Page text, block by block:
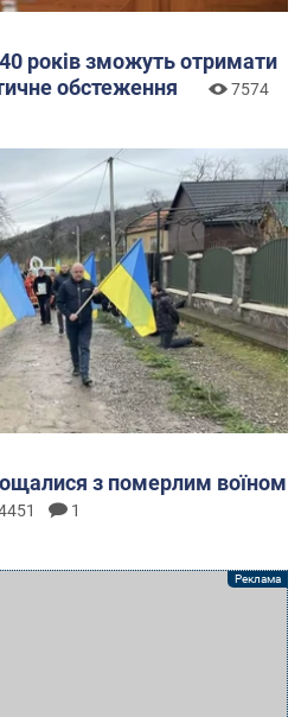
років зможуть отримати
обстеження
7574
з померлим воїном
1